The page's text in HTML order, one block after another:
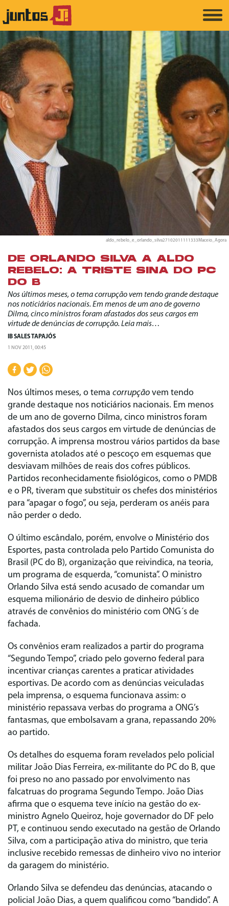
aldo_rebelo_e_orlando_silva27102011111333Maceio_Agora
DE ORLANDO SILVA A ALDO
REBELO: A TRISTE SINA DO PC
DO B
Nos últimos meses, o tema corrupção vem tendo grande destaque
nos noticiários nacionais. Em menos de um ano de governo
Dilma, cinco ministros foram afastados dos seus cargos em
virtude de denúncias de corrupção. Leia mais…
IB SALES TAPAJÓS
1 NOV 2011, 00:45
Nos últimos meses, o tema corrupção vem tendo
grande destaque nos noticiários nacionais. Em menos
de um ano de governo Dilma, cinco ministros foram
afastados dos seus cargos em virtude de denúncias de
corrupção. A imprensa mostrou vários partidos da base
governista atolados até o pescoço em esquemas que
desviavam milhões de reais dos cofres públicos.
Partidos reconhecidamente fisiológicos, como o PMDB
e o PR, tiveram que substituir os chefes dos ministérios
para “apagar o fogo”, ou seja, perderam os anéis para
não perder o dedo.
O último escândalo, porém, envolve o Ministério dos
Esportes, pasta controlada pelo Partido Comunista do
Brasil (PC do B), organização que reivindica, na teoria,
um programa de esquerda, “comunista”. O ministro
Orlando Silva está sendo acusado de comandar um
esquema milionário de desvio de dinheiro público
através de convênios do ministério com ONG´s de
fachada.
Os convênios eram realizados a partir do programa
“Segundo Tempo”, criado pelo governo federal para
incentivar crianças carentes a praticar atividades
esportivas. De acordo com as denúncias veiculadas
pela imprensa, o esquema funcionava assim: o
ministério repassava verbas do programa a ONG’s
fantasmas, que embolsavam a grana, repassando 20%
ao partido.
Os detalhes do esquema foram revelados pelo policial
militar João Dias Ferreira, ex-militante do PC do B, que
foi preso no ano passado por envolvimento nas
falcatruas do programa Segundo Tempo. João Dias
afirma que o esquema teve início na gestão do ex-
ministro Agnelo Queiroz, hoje governador do DF pelo
PT, e continuou sendo executado na gestão de Orlando
Silva, com a participação ativa do ministro, que teria
inclusive recebido remessas de dinheiro vivo no interior
da garagem do ministério.
Orlando Silva se defendeu das denúncias, atacando o
policial João Dias, a quem qualificou como “bandido”. A